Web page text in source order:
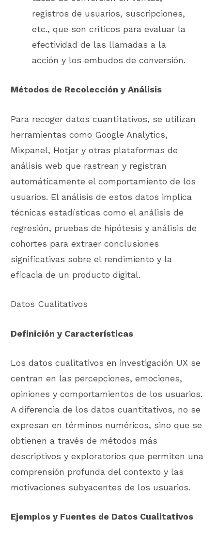
registros de usuarios, suscripciones,
etc., que son críticos para evaluar la
efectividad de las llamadas a la
acción y los embudos de conversión.
Métodos de Recolección y Análisis
Para recoger datos cuantitativos, se utilizan
herramientas como Google Analytics,
Mixpanel, Hotjar y otras plataformas de
análisis web que rastrean y registran
automáticamente el comportamiento de los
usuarios. El análisis de estos datos implica
técnicas estadísticas como el análisis de
regresión, pruebas de hipótesis y análisis de
cohortes para extraer conclusiones
significativas sobre el rendimiento y la
eficacia de un producto digital.
Datos Cualitativos
Definición y Características
Los datos cualitativos en investigación UX se
centran en las percepciones, emociones,
opiniones y comportamientos de los usuarios.
A diferencia de los datos cuantitativos, no se
expresan en términos numéricos, sino que se
obtienen a través de métodos más
descriptivos y exploratorios que permiten una
comprensión profunda del contexto y las
motivaciones subyacentes de los usuarios.
Ejemplos y Fuentes de Datos Cualitativos